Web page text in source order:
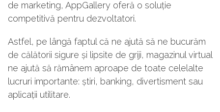
de marketing, AppGallery oferă o soluție
competitivă pentru dezvoltatori.
Astfel, pe lângă faptul că ne ajută să ne bucurăm
de călătorii sigure și lipsite de griji, magazinul virtual
ne ajută să rămânem aproape de toate celelalte
lucruri importante: știri, banking, divertisment sau
aplicații utilitare.